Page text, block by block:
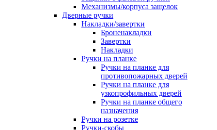
Механизмы/корпуса защелок
Дверные ручки
Накладки/завертки
Броненакладки
Завертки
Накладки
Ручки на планке
Ручки на планке для
противопожарных дверей
Ручки на планке для
узкопрофильных дверей
Ручки на планке общего
назначения
Ручки на розетке
Ручки-скобы